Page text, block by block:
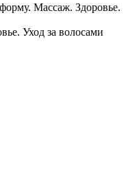
Массаж. Здоровье.
Уход за волосами